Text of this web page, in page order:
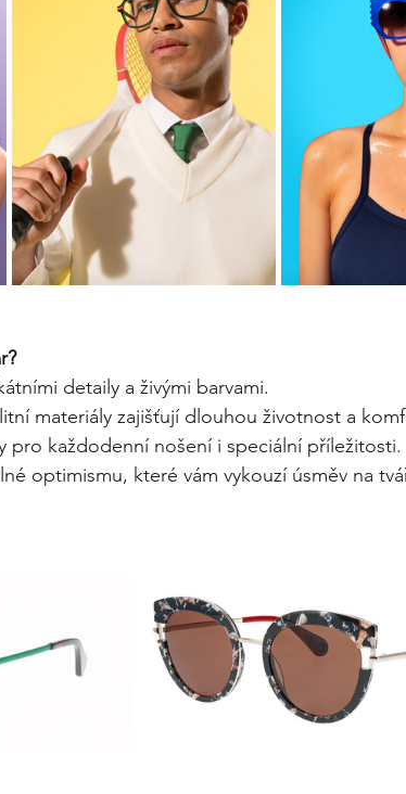
detaily a živými barvami.
materiály zajišťují dlouhou životnost a
pro každodenní nošení i speciální příležitosti.
optimismu, které vám vykouzí úsměv na